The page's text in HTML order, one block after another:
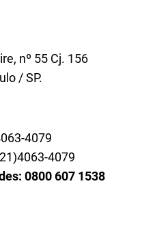
nº 55 Cj. 156
/ SP.
4079
4079
0800 607 1538